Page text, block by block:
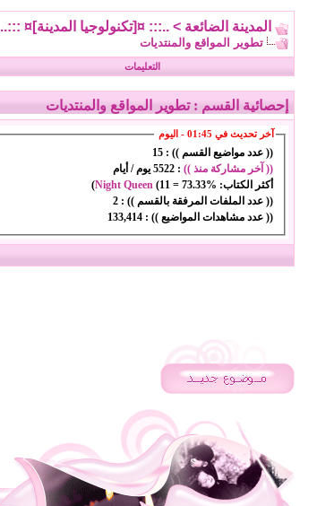
المدينة الضائعة > ..::: ¤[تكنولوجيا المدينة]¤ :::..
تطوير المواقع والمنتديات
التعليمات
إحصائية القسم : تطوير المواقع والمنتديات
آخر تحديث في 01:45 - اليوم
(( عدد مواضيع القسم )) : 15
(( آخر مشاركة منذ )) : 5522 يوم / أيام
أكثر الكتاب:
Night Queen (11 = 73.33%
)
(( عدد الملفات المرفقة بالقسم )) : 2
(( عدد مشاهدات المواضيع )) : 133,414